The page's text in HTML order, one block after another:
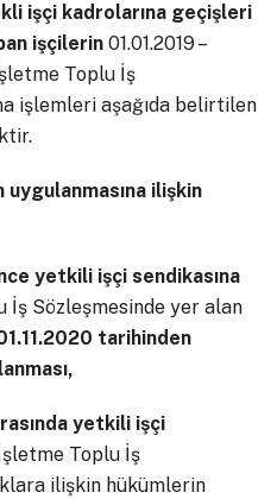
işçi kadrolarına geçişleri
işçilerin 01.01.2019 –
Toplu İş
işlemleri aşağıda belirtilen
uygulanmasına ilişkin
yetkili işçi sendikasına
İş Sözleşmesinde yer alan
tarihinden
yetkili işçi
Toplu İş
ilişkin hükümlerin